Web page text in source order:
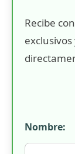
Recibe
Nombre: